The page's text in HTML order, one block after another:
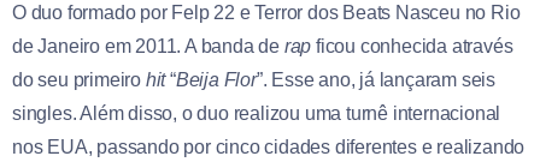
O duo formado por Felp 22 e Terror dos Beats Nasceu no Rio
de Janeiro em 2011. A banda de rap ficou conhecida através
do seu primeiro hit“Beija Flor”. Esse ano, já lançaram seis
singles. Além disso, o duo realizou uma turnê internacional
nos EUA, passando por cinco cidades diferentes e realizando